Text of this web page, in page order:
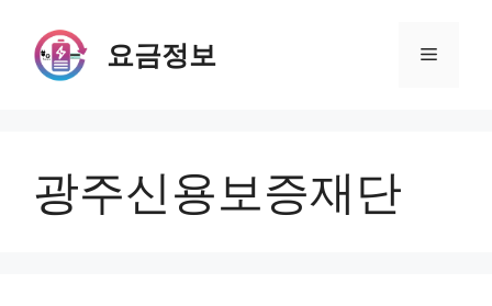
content
요금정보 Menu
광주신용보증재단